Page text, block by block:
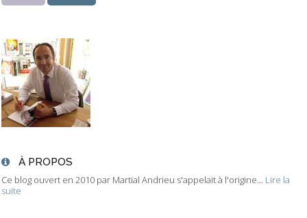
À PROPOS
Ce blog ouvert en 2010 par Martial Andrieu s'appelait à l'origine... Lire la
suite